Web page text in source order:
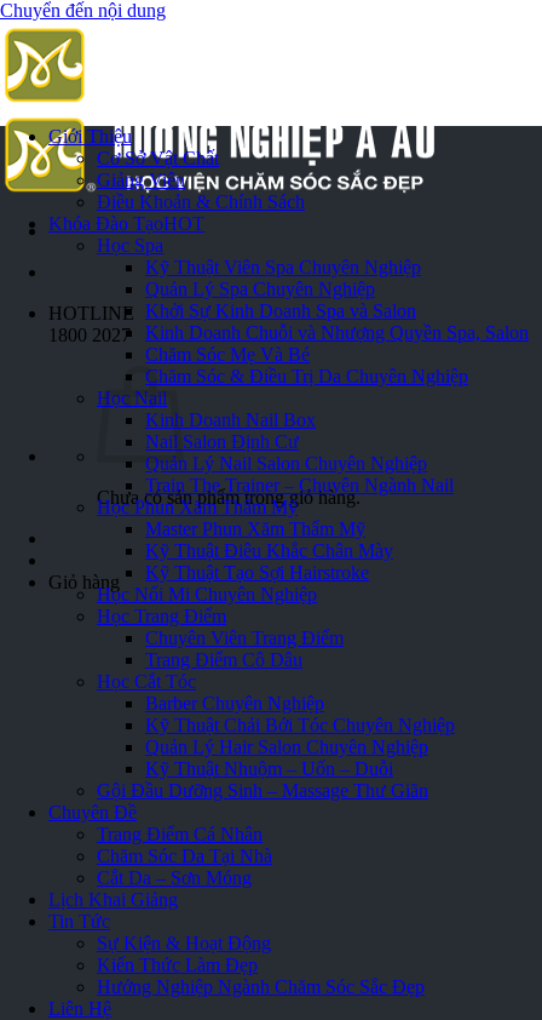
Chuyển đến nội dung
HOTLINE
1800 2027
Chưa có sản phẩm trong giỏ hàng.
Giỏ hàng
Giới Thiệu
Cơ Sở Vật Chất
Giảng Viên
Điều Khoản & Chính Sách
Khóa Đào TạoHOT
Học Spa
Kỹ Thuật Viên Spa Chuyên Nghiệp
Quản Lý Spa Chuyên Nghiệp
Khởi Sự Kinh Doanh Spa và Salon
Kinh Doanh Chuỗi và Nhượng Quyền Spa, Salon
Chăm Sóc Mẹ Và Bé
Chăm Sóc & Điều Trị Da Chuyên Nghiệp
Học Nail
Kinh Doanh Nail Box
Nail Salon Định Cư
Quản Lý Nail Salon Chuyên Nghiệp
Train The Trainer – Chuyên Ngành Nail
Học Phun Xăm Thẩm Mỹ
Master Phun Xăm Thẩm Mỹ
Kỹ Thuật Điêu Khắc Chân Mày
Kỹ Thuật Tạo Sợi Hairstroke
Học Nối Mi Chuyên Nghiệp
Học Trang Điểm
Chuyên Viên Trang Điểm
Trang Điểm Cô Dâu
Học Cắt Tóc
Barber Chuyên Nghiệp
Kỹ Thuật Chải Bới Tóc Chuyên Nghiệp
Quản Lý Hair Salon Chuyên Nghiệp
Kỹ Thuật Nhuộm – Uốn – Duỗi
Gội Đầu Dưỡng Sinh – Massage Thư Giãn
Chuyên Đề
Trang Điểm Cá Nhân
Chăm Sóc Da Tại Nhà
Cắt Da – Sơn Móng
Lịch Khai Giảng
Tin Tức
Sự Kiện & Hoạt Động
Kiến Thức Làm Đẹp
Hướng Nghiệp Ngành Chăm Sóc Sắc Đẹp
Liên Hệ